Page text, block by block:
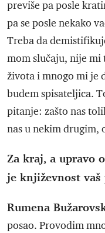
previše pa posle
pa se posle nekako
Treba da
mom slučaju, nije mi
života i mnogo mi je
budem spisateljica.
pitanje: zašto nas
nas u nekim drugim,
Za kraj, a upravo
je književnost vaš
Rumena
posao. Provodim